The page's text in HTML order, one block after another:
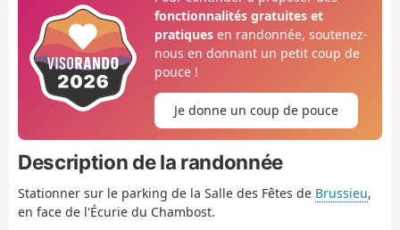
fonctionnalités gratuites et
pratiquesen randonnée, soutenez-
nous en donnant un petit coup de
pouce !
Je donne un coup de pouce
Description de la randonnée
Stationner sur le parking de la Salle des Fêtes de Brussieu,
en face de l'Écurie du Chambost.